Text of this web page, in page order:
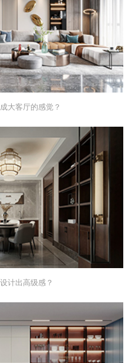
大客厅的感觉？
计出高级感？